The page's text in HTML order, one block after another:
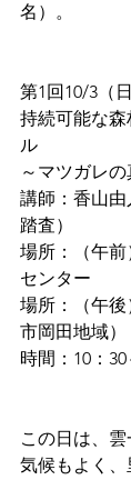
名）。
第1回10/3（日
持続可能な
ル
～マツガレ
講師：香山
踏査）
場所：（午
センター
場所：（午
市岡田地域）
時間：10：30
この日は、
気候もよく